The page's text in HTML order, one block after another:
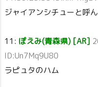
ジャイアンシチューと呼
11: ぽえみ(青森県) [AR]
ID:Un7Mq9U80
ラピュタのハム